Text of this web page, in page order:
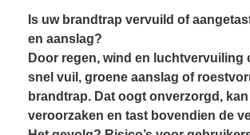
Is uw brandtrap vervuild of
en aanslag?
Door regen, wind en luchtvervuiling
snel vuil, groene aanslag of
brandtrap. Dat oogt onverzorgd,
veroorzaken en tast bovendien de